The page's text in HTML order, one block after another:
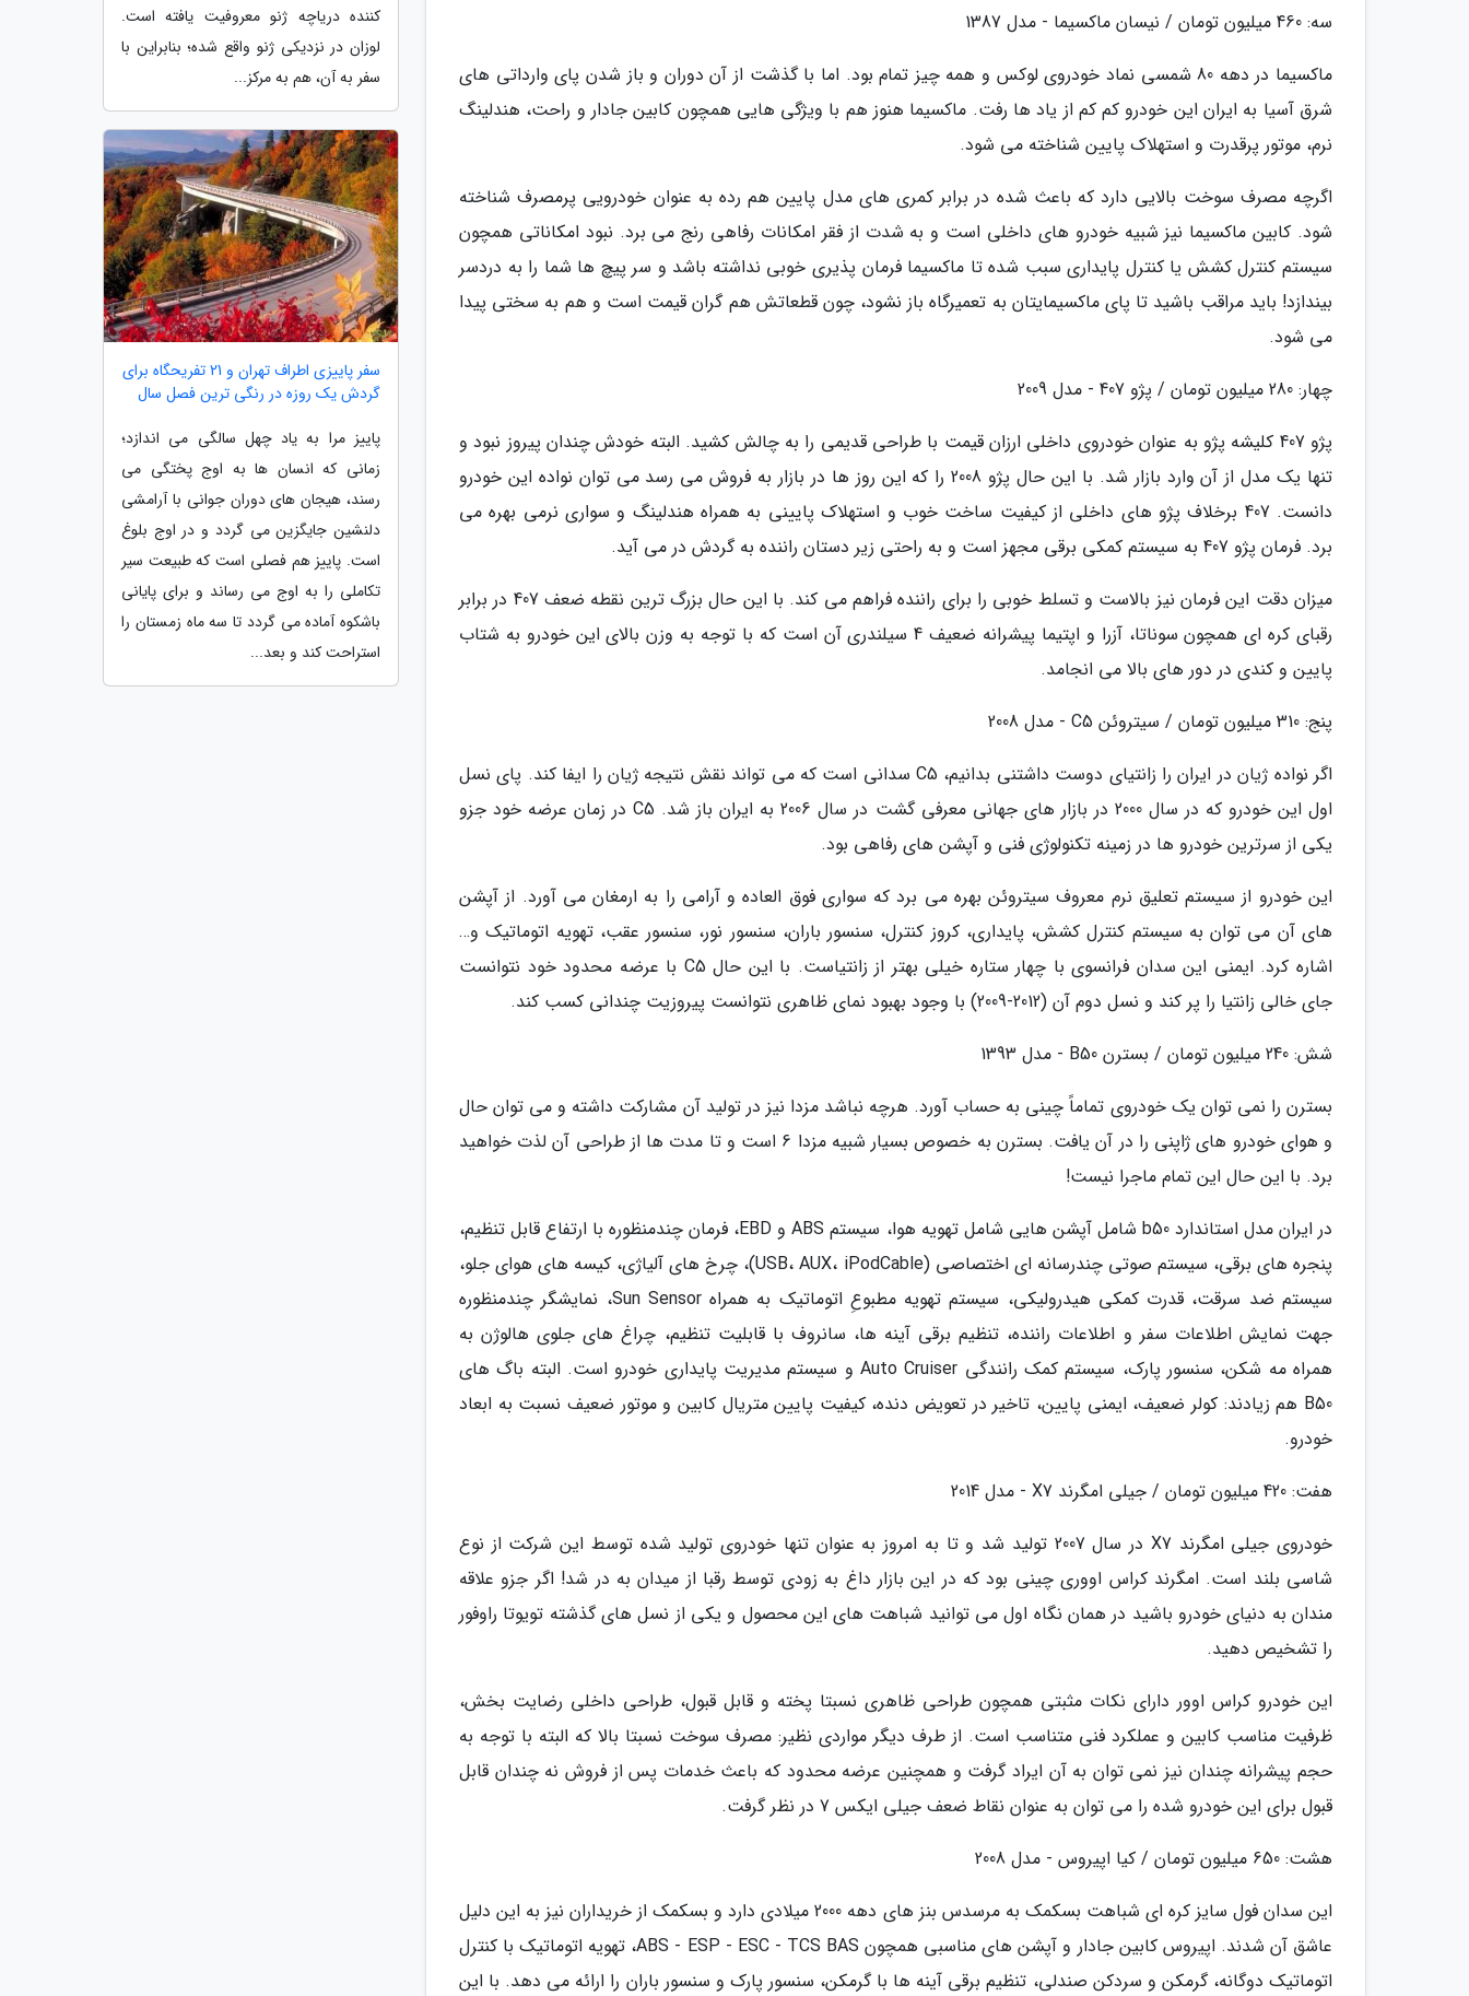
سه: 460 میلیون تومان / نیسان ماکسیما - مدل 1387
ماکسیما در دهه 80 شمسی نماد خودروی لوکس و همه چیز تمام بود. اما با گذشت از آن دوران و باز شدن پای وارداتی های
شرق آسیا به ایران این خودرو کم کم از یاد ها رفت. ماکسیما هنوز هم با ویژگی هایی همچون کابین جادار و راحت، هندلینگ
نرم، موتور پرقدرت و استهلاک پایین شناخته می شود.
اگرچه مصرف سوخت بالایی دارد که باعث شده در برابر کمری های مدل پایین هم رده به عنوان خودرویی پرمصرف شناخته
شود. کابین ماکسیما نیز شبیه خودرو های داخلی است و به شدت از فقر امکانات رفاهی رنج می برد. نبود امکاناتی همچون
سیستم کنترل کشش یا کنترل پایداری سبب شده تا ماکسیما فرمان پذیری خوبی نداشته باشد و سر پیچ ها شما را به دردسر
بیندازد! باید مراقب باشید تا پای ماکسیمایتان به تعمیرگاه باز نشود، چون قطعاتش هم گران قیمت است و هم به سختی پیدا
می شود.
چهار: 280 میلیون تومان / پژو 407 - مدل 2009
پژو 407 کلیشه پژو به عنوان خودروی داخلی ارزان قیمت با طراحی قدیمی را به چالش کشید. البته خودش چندان پیروز نبود و
تنها یک مدل از آن وارد بازار شد. با این حال پژو 2008 را که این روز ها در بازار به فروش می رسد می توان نواده این خودرو
دانست. 407 برخلاف پژو های داخلی از کیفیت ساخت خوب و استهلاک پایینی به همراه هندلینگ و سواری نرمی بهره می
برد. فرمان پژو 407 به سیستم کمکی برقی مجهز است و به راحتی زیر دستان راننده به گردش در می آید.
میزان دقت این فرمان نیز بالاست و تسلط خوبی را برای راننده فراهم می کند. با این حال بزرگ ترین نقطه ضعف 407 در برابر
رقبای کره ای همچون سوناتا، آزرا و اپتیما پیشرانه ضعیف 4 سیلندری آن است که با توجه به وزن بالای این خودرو به شتاب
پایین و کندی در دور های بالا می انجامد.
پنج: 310 میلیون تومان / سیتروئن C5 - مدل 2008
اگر نواده ژیان در ایران را زانتیای دوست داشتنی بدانیم، C5 سدانی است که می تواند نقش نتیجه ژیان را ایفا کند. پای نسل
اول این خودرو که در سال 2000 در بازار های جهانی معرفی گشت در سال 2006 به ایران باز شد. C5 در زمان عرضه خود جزو
یکی از سرترین خودرو ها در زمینه تکنولوژی فنی و آپشن های رفاهی بود.
این خودرو از سیستم تعلیق نرم معروف سیتروئن بهره می برد که سواری فوق العاده و آرامی را به ارمغان می آورد. از آپشن
های آن می توان به سیستم کنترل کشش، پایداری، کروز کنترل، سنسور باران، سنسور نور، سنسور عقب، تهویه اتوماتیک و…
اشاره کرد. ایمنی این سدان فرانسوی با چهار ستاره خیلی بهتر از زانتیاست. با این حال C5 با عرضه محدود خود نتوانست
جای خالی زانتیا را پر کند و نسل دوم آن (2012-2009) با وجود بهبود نمای ظاهری نتوانست پیروزیت چندانی کسب کند.
شش: 240 میلیون تومان / بسترن B50 - مدل 1393
بسترن را نمی توان یک خودروی تماماً چینی به حساب آورد. هرچه نباشد مزدا نیز در تولید آن مشارکت داشته و می توان حال
و هوای خودرو های ژاپنی را در آن یافت. بسترن به خصوص بسیار شبیه مزدا 6 است و تا مدت ها از طراحی آن لذت خواهید
برد. با این حال این تمام ماجرا نیست!
در ایران مدل استاندارد b50 شامل آپشن هایی شامل تهویه هوا، سیستم ABS و EBD، فرمان چندمنظوره با ارتفاع قابل تنظیم،
پنجره های برقی، سیستم صوتی چندرسانه ای اختصاصی (USB، AUX، iPodCable)، چرخ های آلیاژی، کیسه های هوای جلو،
سیستم ضد سرقت، قدرت کمکی هیدرولیکی، سیستم تهویه مطبوعِ اتوماتیک به همراه Sun Sensor، نمایشگر چندمنظوره
جهت نمایش اطلاعات سفر و اطلاعات راننده، تنظیم برقی آینه ها، سانروف با قابلیت تنظیم، چراغ های جلوی هالوژن به
همراه مه شکن، سنسور پارک، سیستم کمک رانندگی Auto Cruiser و سیستم مدیریت پایداری خودرو است. البته باگ های
B50 هم زیادند: کولر ضعیف، ایمنی پایین، تاخیر در تعویض دنده، کیفیت پایین متریال کابین و موتور ضعیف نسبت به ابعاد
خودرو.
هفت: 420 میلیون تومان / جیلی امگرند X7 - مدل 2014
خودروی جیلی امگرند X7 در سال 2007 تولید شد و تا به امروز به عنوان تنها خودروی تولید شده توسط این شرکت از نوع
شاسی بلند است. امگرند کراس اووری چینی بود که در این بازار داغ به زودی توسط رقبا از میدان به در شد! اگر جزو علاقه
مندان به دنیای خودرو باشید در همان نگاه اول می توانید شباهت های این محصول و یکی از نسل های گذشته تویوتا راوفور
را تشخیص دهید.
این خودرو کراس اوور دارای نکات مثبتی همچون طراحی ظاهری نسبتا پخته و قابل قبول، طراحی داخلی رضایت بخش،
ظرفیت مناسب کابین و عملکرد فنی متناسب است. از طرف دیگر مواردی نظیر: مصرف سوخت نسبتا بالا که البته با توجه به
حجم پیشرانه چندان نیز نمی توان به آن ایراد گرفت و همچنین عرضه محدود که باعث خدمات پس از فروش نه چندان قابل
قبول برای این خودرو شده را می توان به عنوان نقاط ضعف جیلی ایکس 7 در نظر گرفت.
هشت: 650 میلیون تومان / کیا اپیروس - مدل 2008
این سدان فول سایز کره ای شباهت بسکمک به مرسدس بنز های دهه 2000 میلادی دارد و بسکمک از خریداران نیز به این دلیل
عاشق آن شدند. اپیروس کابین جادار و آپشن های مناسبی همچون ABS - ESP - ESC - TCS BAS، تهویه اتوماتیک با کنترل
اتوماتیک دوگانه، گرمکن و سردکن صندلی، تنظیم برقی آینه ها با گرمکن، سنسور پارک و سنسور باران را ارائه می دهد. با این
کننده دریاچه ژنو معروفیت یافته است.
لوزان در نزدیکی ژنو واقع شده؛ بنابراین با
سفر به آن، هم به مرکز...
سفر پاییزی اطراف تهران و 21 تفریحگاه برای
گردش یک روزه در رنگی ترین فصل سال
پاییز مرا به یاد چهل سالگی می اندازد؛
زمانی که انسان ها به اوج پختگی می
رسند، هیجان های دوران جوانی با آرامشی
دلنشین جایگزین می گردد و در اوج بلوغ
است. پاییز هم فصلی است که طبیعت سیر
تکاملی را به اوج می رساند و برای پایانی
باشکوه آماده می گردد تا سه ماه زمستان را
استراحت کند و بعد...